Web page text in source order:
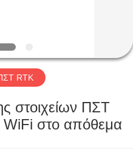
RTK
στοιχείων ΠΣΤ
στο απόθεμα